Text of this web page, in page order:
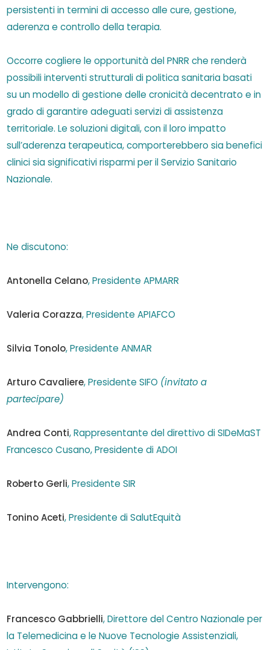
persistentiin termini di accesso alle cure, gestione,
aderenza e controllo della terapia.
Occorre cogliere le opportunità del PNRR che renderà
possibili interventi strutturali di politicasanitaria basati
su un modello di gestione delle cronicità decentrato e in
grado di garantireadeguati servizi di assistenza
territoriale. Le soluzioni digitali, con il loro impatto
sull’aderenza terapeutica, comporterebbero sia benefici
clinici sia significativi risparmi per il Servizio Sanitario
Nazionale.
Ne discutono:
Antonella Celano, Presidente APMARR
Valeria Corazza, Presidente APIAFCO
Silvia Tonolo,Presidente ANMAR
Arturo Cavaliere,Presidente SIFO (invitatoa
partecipare)
Andrea Conti, Rappresentante del direttivodiSIDeMaST
Francesco Cusano, PresidentediADOI
Roberto Gerli,Presidente SIR
Tonino Aceti, PresidentediSalutEquità
Intervengono:
Francesco Gabbrielli,DirettoredelCentroNazionale per
la TelemedicinaeleNuove TecnologieAssistenziali,